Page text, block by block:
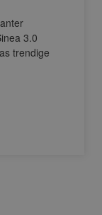
3.0
trendige